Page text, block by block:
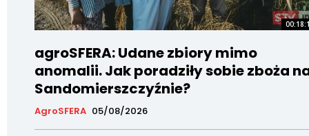
agroSFERA: Udane zbiory mimo
anomalii. Jak poradziły sobie zboża
Sandomierszczyźnie?
AgroSFERA 05/08/2026